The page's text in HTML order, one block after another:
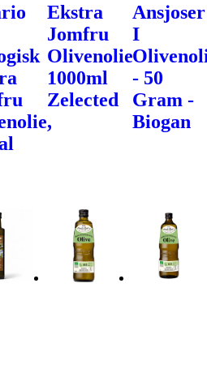
Ekstra
Jomfru
Olivenolie
1000ml
Zelected
Ansjoser
I
- 50
Gram -
Biogan